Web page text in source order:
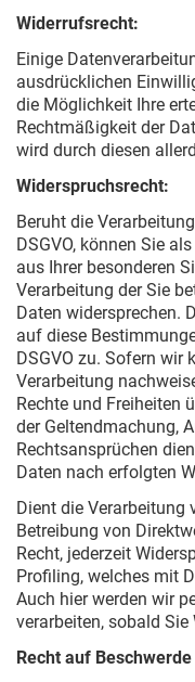
Widerrufsrecht:
Einige
ausdrücklichen
die Möglichkeit Ihre
Rechtmäßigkeit der
wird durch diesen
Widerspruchsrecht:
Beruht die
DSGVO, können Sie
aus Ihrer besonderen
Verarbeitung der Sie
Daten widersprechen.
auf diese
DSGVO zu. Sofern wir
Verarbeitung
Rechte und Freiheiten
der Geltendmachung,
Rechtsansprüchen
Daten nach erfolgten
Dient die Verarbeitung
Betreibung von
Recht, jederzeit
Profiling, welches mit
Auch hier werden wir
verarbeiten, sobald Sie
Recht auf